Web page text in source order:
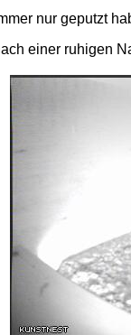
nur geputzt
einer ruhigen